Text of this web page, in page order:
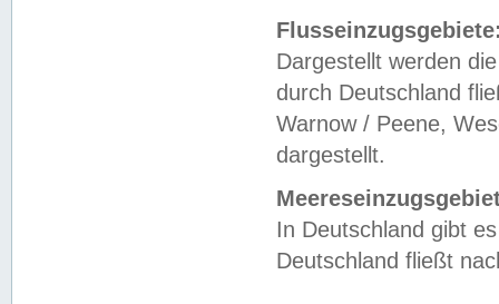
Dargestellt werden
durch Deutschland
Warnow / Peene,
dargestellt.
In Deutschland gibt
Deutschland fließt